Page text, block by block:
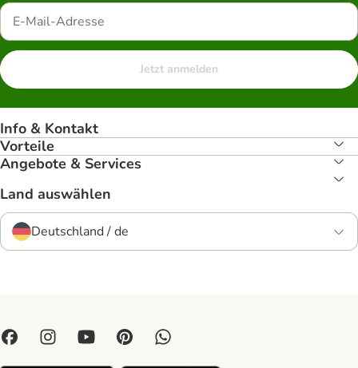
Jetzt anmelden
Info & Kontakt
Vorteile
Angebote & Services
Land auswählen
Deutschland / de